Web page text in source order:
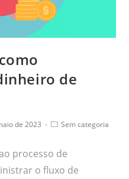
de
de 2023 Sem categoria
processo de
o fluxo de